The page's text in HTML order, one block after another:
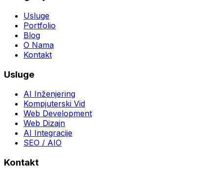
Usluge
Portfolio
Blog
O Nama
Kontakt
Usluge
AI Inženjering
Kompjuterski Vid
Web Development
Web Dizajn
AI Integracije
SEO / AIO
Kontakt